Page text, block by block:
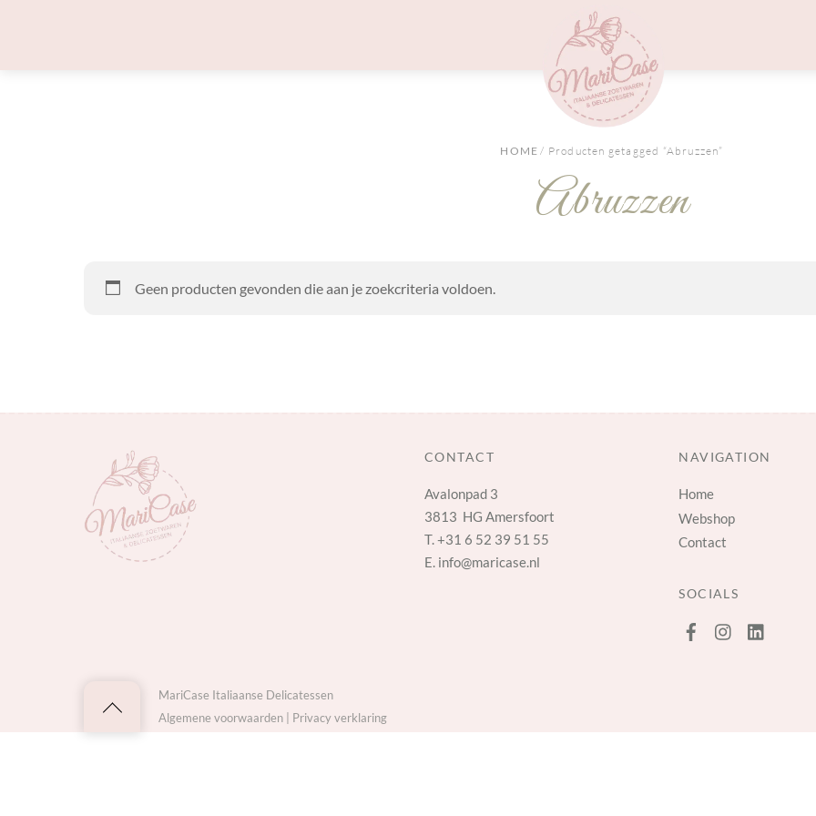
Menu
HOME / Producten getagged “Abruzzen”
Abruzzen
Geen producten gevonden die aan je zoekcriteria voldoen.
CONTACT
Avalonpad 3
3813 HG Amersfoort
T.+31 6 52 39 51 55
E. info@maricase.nl
NAVIGATION
Home
Webshop
Contact
SOCIALS
Back
MariCase Italiaanse Delicatessen
Algemene voorwaarden| Privacy verklaring